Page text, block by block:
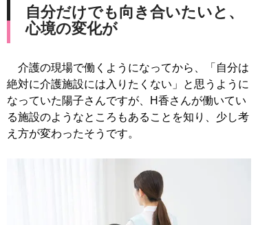
自分だけでも向き合いたいと、
心境の変化が
介護の現場で働くようになってから、「自分は
絶対に介護施設には入りたくない」と思うように
なっていた陽子さんですが、H香さんが働いてい
る施設のようなところもあることを知り、少し考
え方が変わったそうです。